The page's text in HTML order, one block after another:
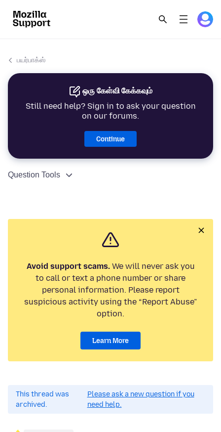
பயர்பாக்ஸ்
ஒரு கேள்வி கேக்கவும்
Still need help? Sign in to ask your question
on our forums.
Continue
Question Tools
Avoid support scams.We will never ask you
to call or text a phone number or share
personal information. Please report
suspicious activity using the “Report Abuse”
option.
Learn More
This thread was
archived.
Please ask a new question if you
need help.